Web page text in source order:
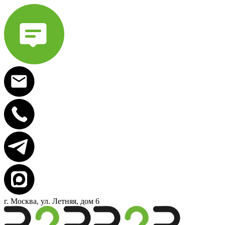
г. Москва, ул. Летняя, дом 6